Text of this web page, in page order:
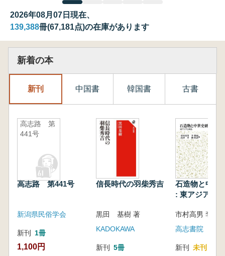
2026年08月07日現在、
139,388冊(67,181点)の在庫があります
新着の本
新刊 中国書 韓国書 古書
高志路 第
441号
高志路 第441号
新潟県民俗学会
新刊 1冊
1,100円
信長時代の羽柴秀吉
黒田 基樹 著
KADOKAWA
新刊 5冊
石造物と中世
: 東アジアと
高志書院
新刊 未刊